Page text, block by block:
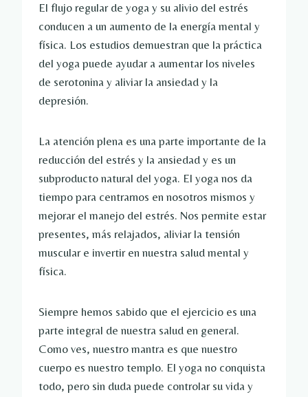
El flujo regular de yoga y su alivio del estrés
conducen a un aumento de la energía mental y
física. Los estudios demuestran que la práctica
del yoga puede ayudar a aumentar los niveles
de serotonina y aliviar la ansiedad y la
depresión.
La atención plena es una parte importante de la
reducción del estrés y la ansiedad y es un
subproducto natural del yoga. El yoga nos da
tiempo para centrarnos en nosotros mismos y
mejorar el manejo del estrés. Nos permite estar
presentes, más relajados, aliviar la tensión
muscular e invertir en nuestra salud mental y
física.
Siempre hemos sabido que el ejercicio es una
parte integral de nuestra salud en general.
Como ves, nuestro mantra es que nuestro
cuerpo es nuestro templo. El yoga no conquista
todo, pero sin duda puede controlar su vida y